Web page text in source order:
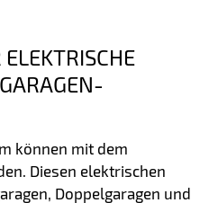
können mit dem
Diesen elektrischen
Doppelgaragen und